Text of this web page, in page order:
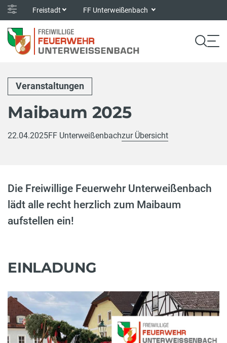
Freistadt FF Unterweißenbach
Veranstaltungen
Maibaum 2025
22.04.2025FF Unterweißenbachzur Übersicht
Die Freiwillige Feuerwehr Unterweißenbach
lädt alle recht herzlich zum Maibaum
aufstellen ein!
EINLADUNG